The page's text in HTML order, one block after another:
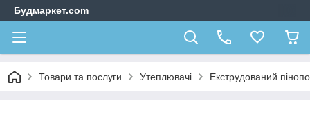
Будмаркет.com
Товари та послуги Утеплювачі Екструдований